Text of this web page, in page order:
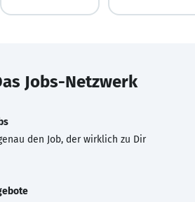
Jobs-Netzwerk
den Job, der wirklich zu Dir